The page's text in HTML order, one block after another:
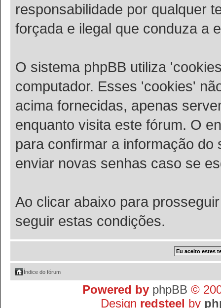
responsabilidade por qualquer
forçada e ilegal que conduza a
O sistema phpBB utiliza
computador. Esses 'cookies'
acima fornecidas, apenas
enquanto visita este fórum. O
para confirmar a informação
enviar novas senhas caso se
Ao clicar abaixo para
seguir estas condições.
Índice do fórum
Powered by phpBB ©
Design redsteel by